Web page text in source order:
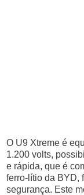
O U9 Xtreme é
1.200 volts,
e rápida, que é
ferro-lítio da BYD,
segurança. Este